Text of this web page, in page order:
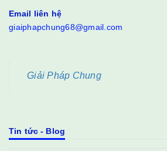
Email liên hệ
giaiphapchung68@gmail.com
Giải Pháp Chung
Tin tức - Blog